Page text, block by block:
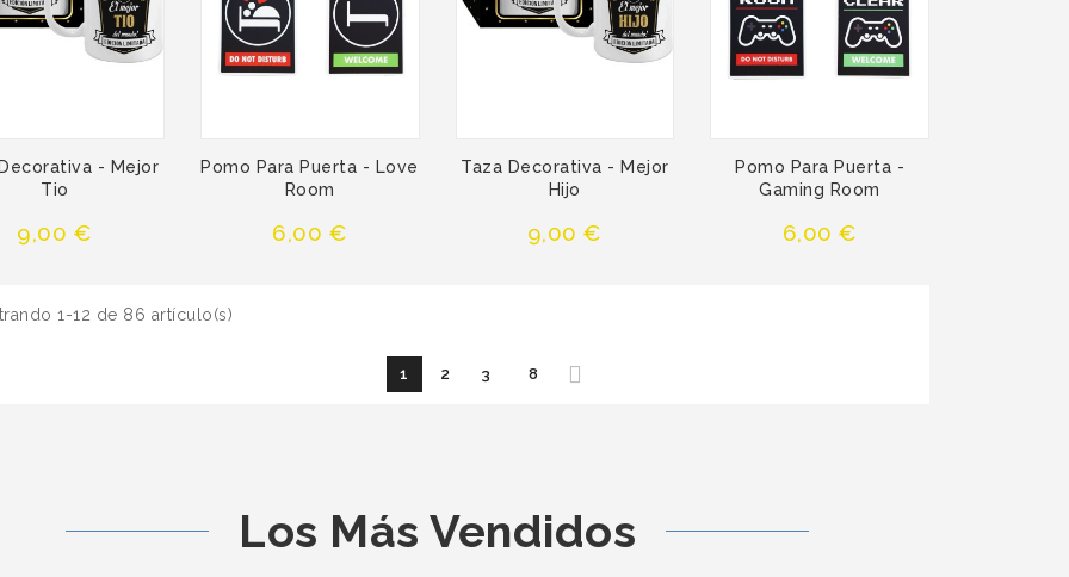
- Mejor
Tio
Precio
9,00 €
Pomo Para Puerta - Love
Room
Precio
6,00 €
Taza Decorativa - Mejor
Hijo
Precio
9,00 €
Pomo Para Puerta -
Gaming Room
Precio
6,00 €
1-12 de 86 artículo(s)
1 2 3 8
Los Más Vendidos